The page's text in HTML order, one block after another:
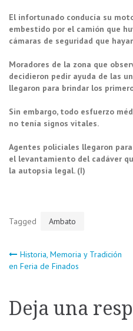
El infortunado conducía su
embestido por el camión que
cámaras de seguridad que
Moradores de la zona que
decidieron pedir ayuda de las
llegaron para brindar los
Sin embargo, todo esfuerzo
no tenía signos vitales.
Agentes policiales llegaron
el levantamiento del cadáver
la autopsia legal. (I)
Tagged Ambato
Navegación
entradas
Historia, Memoria y Tradición
en Feria de Finados
Deja una